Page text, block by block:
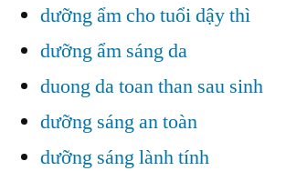
dưỡng ẩm cho tuổi dậy thì
dưỡng ẩm sáng da
duong da toan than sau sinh
dưỡng sáng an toàn
dưỡng sáng lành tính